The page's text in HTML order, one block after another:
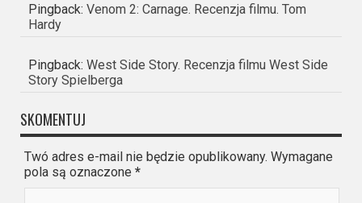
Pingback: Venom 2: Carnage. Recenzja filmu. Tom
Hardy
Pingback: West Side Story. Recenzja filmu West Side
Story Spielberga
SKOMENTUJ
Twó adres e-mail nie będzie opublikowany. Wymagane
pola są oznaczone *